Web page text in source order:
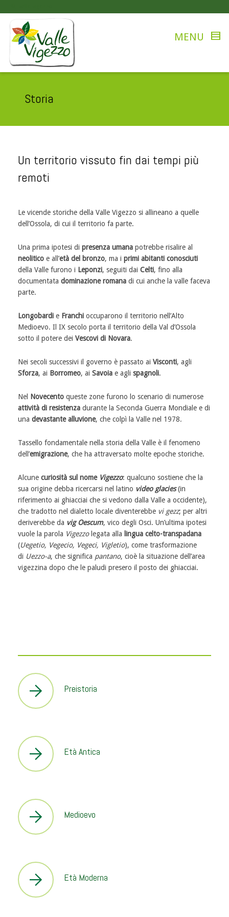
Storia
Un territorio vissuto fin dai tempi più
remoti
Le vicende storiche della Valle Vigezzo si allineano a quelle
dell’Ossola, di cui il territorio fa parte.
Una prima ipotesi di presenza umana potrebbe risalire al
neolitico e all’età del bronzo, ma i primi abitanti conosciuti
della Valle furono i Leponzi, seguiti dai Celti, fino alla
documentata dominazione romana di cui anche la valle faceva
parte.
Longobardi e Franchi occuparono il territorio nell’Alto
Medioevo. Il IX secolo porta il territorio della Val d’Ossola
sotto il potere dei Vescovi di Novara.
Nei secoli successivi il governo è passato ai Visconti, agli
Sforza, ai Borromeo, ai Savoia e agli spagnoli.
Nel Novecento queste zone furono lo scenario di numerose
attività di resistenza durante la Seconda Guerra Mondiale e di
una devastante alluvione, che colpì la Valle nel 1978.
Tassello fondamentale nella storia della Valle è il fenomeno
dell’emigrazione, che ha attraversato molte epoche storiche.
Alcune curiosità sul nome Vigezzo: qualcuno sostiene che la
sua origine debba ricercarsi nel latino video glacies (in
riferimento ai ghiacciai che si vedono dalla Valle a occidente),
che tradotto nel dialetto locale diventerebbe vi gezz; per altri
deriverebbe da vig Oescum, vico degli Osci. Un’ultima ipotesi
vuole la parola Vigezzolegata alla lingua celto-transpadana
(Uegetio, Vegecio, Vegeci, Vigletio), come trasformazione
di Uezzo-a, che significa pantano, cioè la situazione dell’area
vigezzina dopo che le paludi presero il posto dei ghiacciai.
Preistoria
Età Antica
Medioevo
Età Moderna